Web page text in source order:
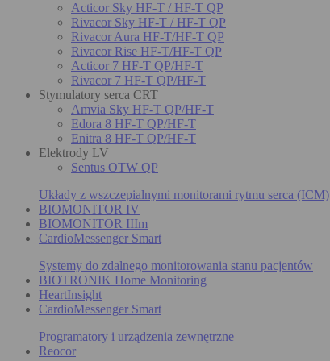
Acticor Sky HF-T / HF-T QP
Rivacor Sky HF-T / HF-T QP
Rivacor Aura HF-T/HF-T QP
Rivacor Rise HF-T/HF-T QP
Acticor 7 HF-T QP/HF-T
Rivacor 7 HF-T QP/HF-T
Stymulatory serca CRT
Amvia Sky HF-T QP/HF-T
Edora 8 HF-T QP/HF-T
Enitra 8 HF-T QP/HF-T
Elektrody LV
Sentus OTW QP
Układy z wszczepialnymi monitorami rytmu serca (ICM)
BIOMONITOR IV
BIOMONITOR IIIm
CardioMessenger Smart
Systemy do zdalnego monitorowania stanu pacjentów
BIOTRONIK Home Monitoring
HeartInsight
CardioMessenger Smart
Programatory i urządzenia zewnętrzne
Reocor